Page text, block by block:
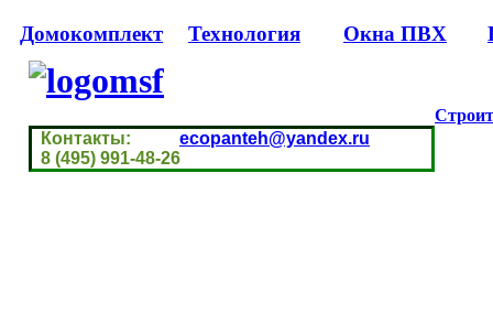
Домокомплект Технология Окна ПВХ
Контакты: ecopanteh@yandex.ru
8 (495) 991-48-26